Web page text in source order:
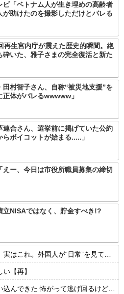
ビ「ベトナム人が生き埋めの高齢者
助けたのを撮影しただけとバレる
再生宮内庁が震えた歴史的瞬間。絶
砕いた、雅子さまの完全復活と新た
田村智子さん、自称“被災地支援”を
体がバレるwwwww」
連合さん、選挙前に掲げていた公約
ボイコットが始まる.....」
えー、今日は市役所職員募集の締切
立NISAではなく、貯金すべき!?
。外国人が“日常”を見て衝撃を受けた理由
【再】
て逃げ回るけど、うちの敷地から出て行かない【再】